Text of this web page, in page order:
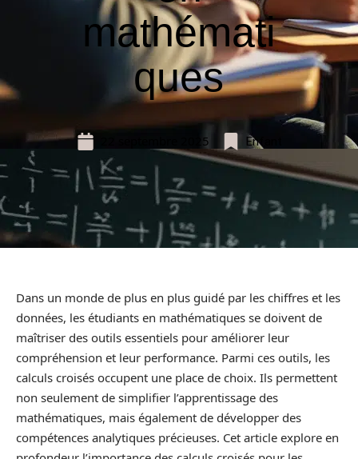
mathémati
ques
22 septembre 2025 Enfant
Dans un monde de plus en plus guidé par les chiffres et les
données, les étudiants en mathématiques se doivent de
maîtriser des outils essentiels pour améliorer leur
compréhension et leur performance. Parmi ces outils, les
calculs croisés occupent une place de choix. Ils permettent
non seulement de simplifier l’apprentissage des
mathématiques, mais également de développer des
compétences analytiques précieuses. Cet article explore en